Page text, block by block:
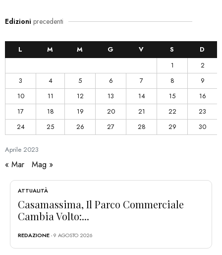
Edizioni precedenti
Aprile 2023
L M M G V S
D
1
2
3
4 5 6 7 8
9
10
11 12 13 14 15
16
17
18 19 20 21 22
23
24
25 26 27 28 29 30
« Mar Mag »
ATTUALITÀ
Casamassima, Il Parco Commerciale
Cambia Volto:...
REDAZIONE- 9 AGOSTO 2026